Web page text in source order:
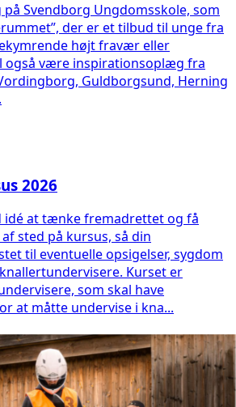
Svendborg Ungdomsskole, som
der er et tilbud til unge fra
højt fravær eller
også være inspirationsoplæg fra
Guldborgsund, Herning
2026
idé at tænke fremadrettet og få
sted på kursus, så din
til eventuelle opsigelser, sygdom
Kurset er
som skal have
at måtte undervise i kna...